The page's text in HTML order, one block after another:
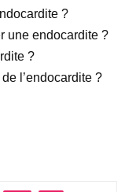
?
une endocardite ?
?
l’endocardite ?